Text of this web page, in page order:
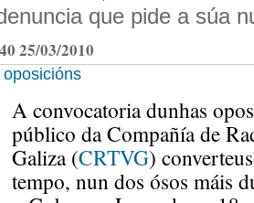
que pide a súa
25/03/2010
oposicións
A convocatoria dunhas
público da Compañía de
Galiza (CRTVG)
tempo, nun dos ósos máis